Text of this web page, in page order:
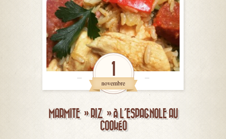
1
novembre
MARMITE » RIZ » À L’ESPAGNOLE AU
COOKÉO